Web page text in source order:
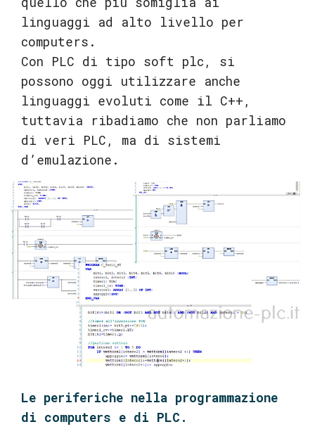
linguaggi ad alto livello per
computers.
Con PLC di tipo soft plc, si
possono oggi utilizzare anche
linguaggi evoluti come il C++,
tuttavia ribadiamo che non parliamo
di veri PLC, ma di sistemi
d’emulazione.
Le periferiche nella programmazione
di computers e di PLC.